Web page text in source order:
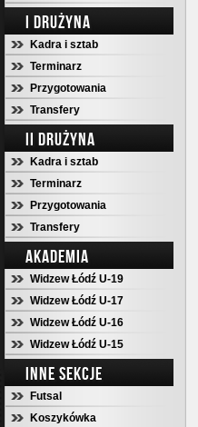
I DRUŻYNA
Kadra i sztab
Terminarz
Przygotowania
Transfery
II DRUŻYNA
Kadra i sztab
Terminarz
Przygotowania
Transfery
AKADEMIA
Widzew Łódź U-19
Widzew Łódź U-17
Widzew Łódź U-16
Widzew Łódź U-15
INNE SEKCJE
Futsal
Koszykówka